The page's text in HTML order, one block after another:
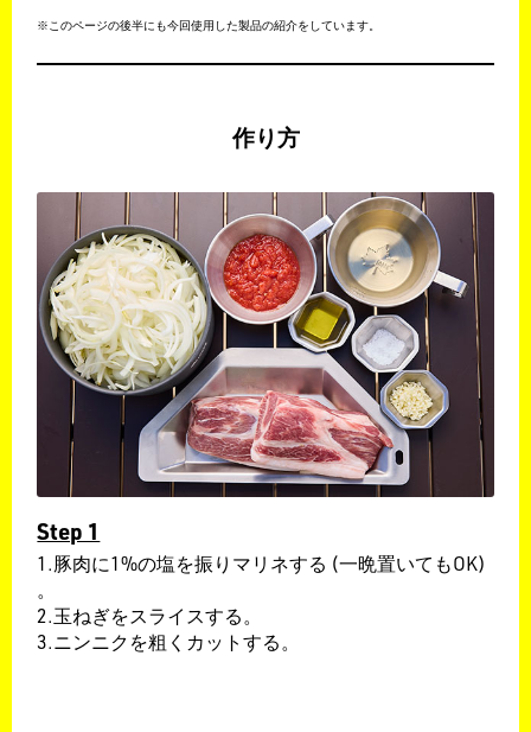
※このページの後半にも今回使用した製品の紹介をしています。
作り方
Step 1
1.豚肉に1%の塩を振りマリネする (一晩置いてもOK)
。
2.玉ねぎをスライスする。
3.ニンニクを粗くカットする。